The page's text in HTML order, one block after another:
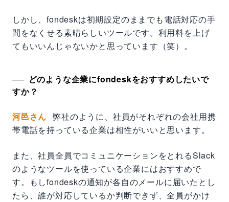
しかし、fondeskは初期設定のままでも電話対応の手
間をなくせる素晴らしいツールです。利用料を上げ
てもいいんじゃないかと思っています（笑）。
どのような企業にfondeskをおすすめしたいで
すか？
河邑さん 弊社のように、社員がそれぞれの会社用携
帯電話を持っている企業は相性がいいと思います。
また、社員全員でコミュニケーションをとれるSlack
のようなツールを使っている企業にはおすすめで
す。もしfondeskの通知が各自のメールに届いたとし
たら、誰が対応しているか判断できず、全員がかけ